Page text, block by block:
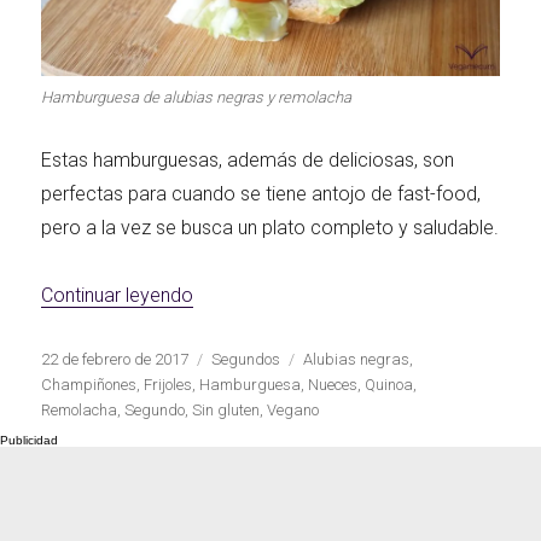
¡A dipear!
Primeros para
brillar
irresistibles
Los más completos
Las Hamburguesas
más Top
Los más dulces
Hamburguesa de alubias negras y remolacha
Estas hamburguesas, además de deliciosas, son
perfectas para cuando se tiene antojo de fast-food,
pero a la vez se busca un plato completo y saludable.
Continuar leyendo
Publicado
el
22 de febrero de 2017 Categorías
Segundos Etiquetas
Alubias negras
Champiñones Frijoles Hamburguesa Nueces Quinoa
Remolacha ,Segundo ,Sin gluten ,Vegano